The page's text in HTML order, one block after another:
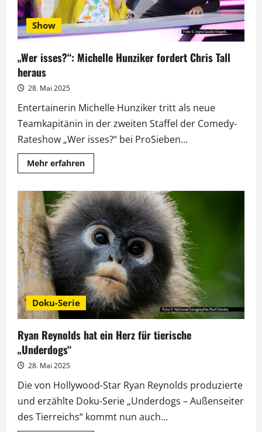
Show
„Wer isses?“: Michelle Hunziker fordert Chris Tall
heraus
28. Mai 2025
Entertainerin Michelle Hunziker tritt als neue
Teamkapitänin in der zweiten Staffel der Comedy-
Rateshow „Wer isses?“ bei ProSieben...
Mehr erfahrenMehr
Informationen
isses?“:
Michelle
Hunziker
fordert
Chris
Tall
heraus
Doku-Serie
Ryan Reynolds hat ein Herz für tierische
„Underdogs“
28. Mai 2025
Die von Hollywood-Star Ryan Reynolds produzierte
und erzählte Doku-Serie „Underdogs – Außenseiter
des Tierreichs“ kommt nun auch...